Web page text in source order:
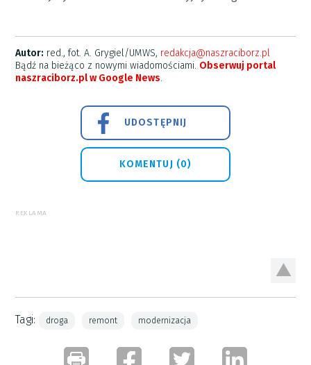
Autor: red., fot. A. Grygiel/UMWS, redakcja@naszraciborz.pl
Bądź na bieżąco z nowymi wiadomościami. Obserwuj portal
naszraciborz.pl w Google News.
UDOSTĘPNIJ
KOMENTUJ (0)
REKLAMA
Tagi: droga remont modernizacja